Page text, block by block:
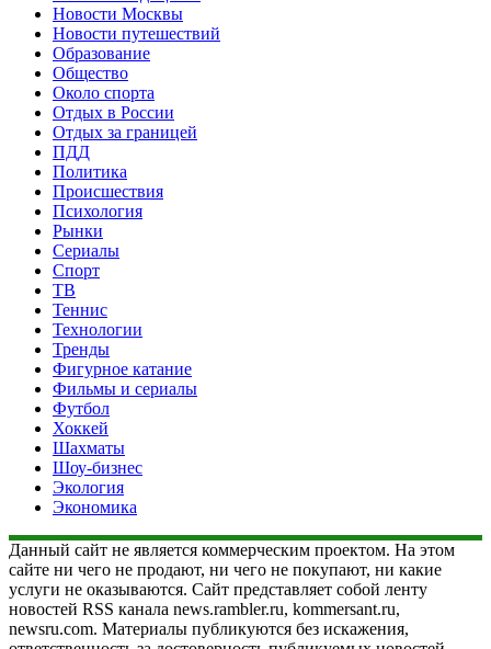
Новости Москвы
Новости путешествий
Образование
Общество
Около спорта
Отдых в России
Отдых за границей
ПДД
Политика
Происшествия
Психология
Рынки
Сериалы
Спорт
ТВ
Теннис
Технологии
Тренды
Фигурное катание
Фильмы и сериалы
Футбол
Хоккей
Шахматы
Шоу-бизнес
Экология
Экономика
Данный сайт не является коммерческим проектом. На этом
сайте ни чего не продают, ни чего не покупают, ни какие
услуги не оказываются. Сайт представляет собой ленту
новостей RSS канала news.rambler.ru, kommersant.ru,
newsru.com. Материалы публикуются без искажения,